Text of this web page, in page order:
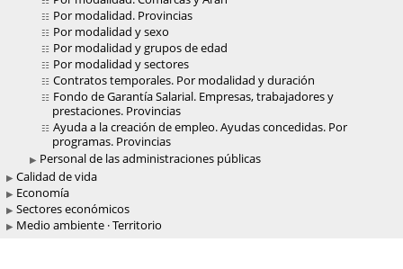
Por modalidad. Provincias
Por modalidad y sexo
Por modalidad y grupos de edad
Por modalidad y sectores
Contratos temporales. Por modalidad y duración
Fondo de Garantía Salarial. Empresas, trabajadores y
prestaciones. Provincias
Ayuda a la creación de empleo. Ayudas concedidas. Por
programas. Provincias
Personal de las administraciones públicas
Calidad de vida
Economía
Sectores económicos
Medio ambiente · Territorio